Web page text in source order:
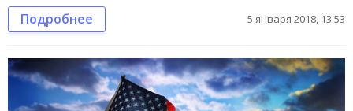
Подробнее 5 января 2018, 13:53